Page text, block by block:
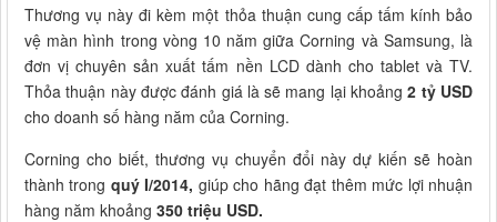
Thương vụ này đi kèm một thỏa thuận cung cấp tấm kính bảo
vệ màn hình trong vòng 10 năm giữa Corning và Samsung, là
đơn vị chuyên sản xuất tấm nền LCD dành cho tablet và TV.
Thỏa thuận này được đánh giá là sẽ mang lại khoảng2 tỷ USD
cho doanh số hàng năm của Corning.
Corning cho biết, thương vụ chuyển đổi này dự kiến sẽ hoàn
thành trong quý I/2014, giúp cho hãng đạt thêm mức lợi nhuận
hàng năm khoảng 350 triệu USD.